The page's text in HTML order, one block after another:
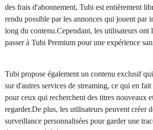
des frais d'abonnement, Tubi est entièrement
rendu possible par les annonces qui jouent par
long du contenu.Cependant, les utilisateurs ont
passer à Tubi Premium pour une expérience
Tubi propose également un contenu exclusif
sur d'autres services de streaming, ce qui en
pour ceux qui recherchent des titres nouveaux
regarder.De plus, les utilisateurs peuvent créer
surveillance personnalisées pour garder une